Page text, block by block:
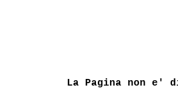
La Pagina non e'